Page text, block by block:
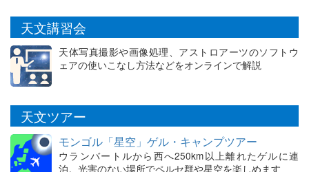
天文講習会
天体写真撮影や画像処理、アストロアーツのソフトウ
ェアの使いこなし方法などをオンラインで解説
天文ツアー
モンゴル「星空」ゲル・キャンプツアー
ウランバートルから西へ250km以上離れたゲルに連
泊。光害のない場所でペルセ群や星空を楽しめます